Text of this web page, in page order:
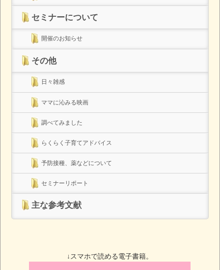
セミナーについて
開催のお知らせ
その他
日々雑感
ママに沁みる映画
調べてみました
らくらく子育てアドバイス
予防接種、薬などについて
セミナーリポート
主な参考文献
↓スマホで読める電子書籍。